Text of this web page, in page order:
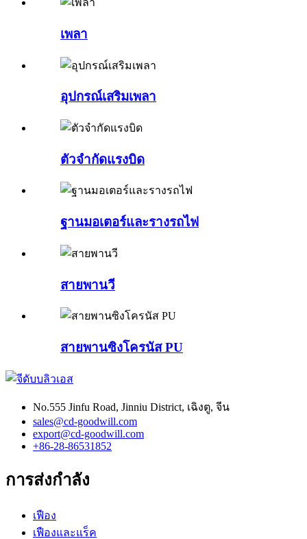
เพลา
อุปกรณ์เสริมเพลา
ตัวจำกัดแรงบิด
ฐานมอเตอร์และรางรถไฟ
สายพานวี
สายพานซิงโครนัส PU
No.555 Jinfu Road, Jinniu District, เฉิงตู, จีน
sales@cd-goodwill.com
export@cd-goodwill.com
+86-28-86531852
การส่งกำลัง
เฟือง
เฟืองและแร็ค